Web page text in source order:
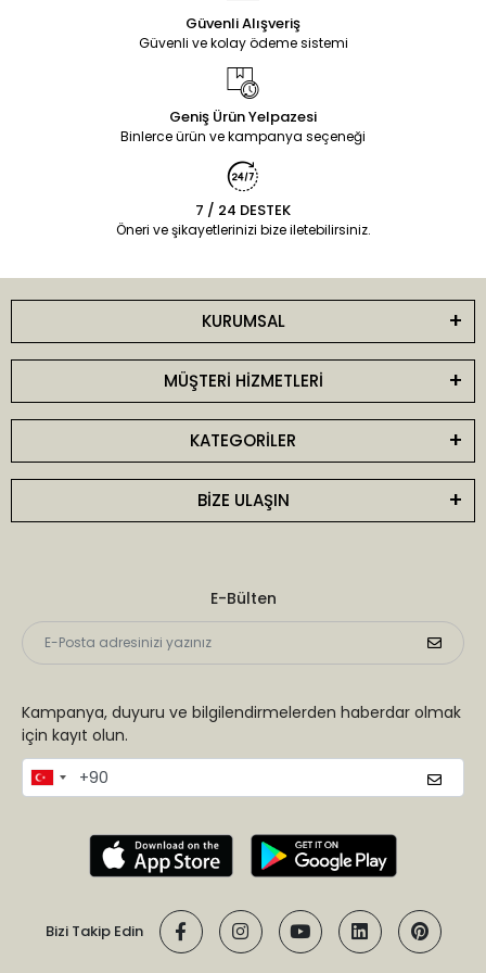
Güvenli Alışveriş
Güvenli ve kolay ödeme sistemi
Geniş Ürün Yelpazesi
Binlerce ürün ve kampanya seçeneği
7 / 24 DESTEK
Öneri ve şikayetlerinizi bize iletebilirsiniz.
KURUMSAL
MÜŞTERİ HİZMETLERİ
KATEGORİLER
BİZE ULAŞIN
E-Bülten
Kampanya, duyuru ve bilgilendirmelerden haberdar olmak
için kayıt olun.
Bizi Takip Edin